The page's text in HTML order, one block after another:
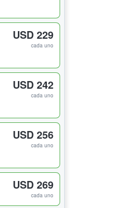
USD 229
cada uno
USD 242
cada uno
USD 256
cada uno
USD 269
cada uno